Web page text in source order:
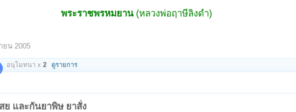
พระราชพรหมยาน (หลวงพ่อฤาษีลิงดำ)
ยน 2005
อนุโมทนา x 2 ดูรายการ
และกันยาพิษ ยาสั่ง